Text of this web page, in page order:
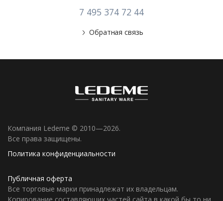
7 495 374 72 44
Обратная связь
Компания Ledeme © 2010—2026.
Все права защищены.
Политика конфиденциальности
Публичная оферта
Все торговые марки принадлежат их владельцам.